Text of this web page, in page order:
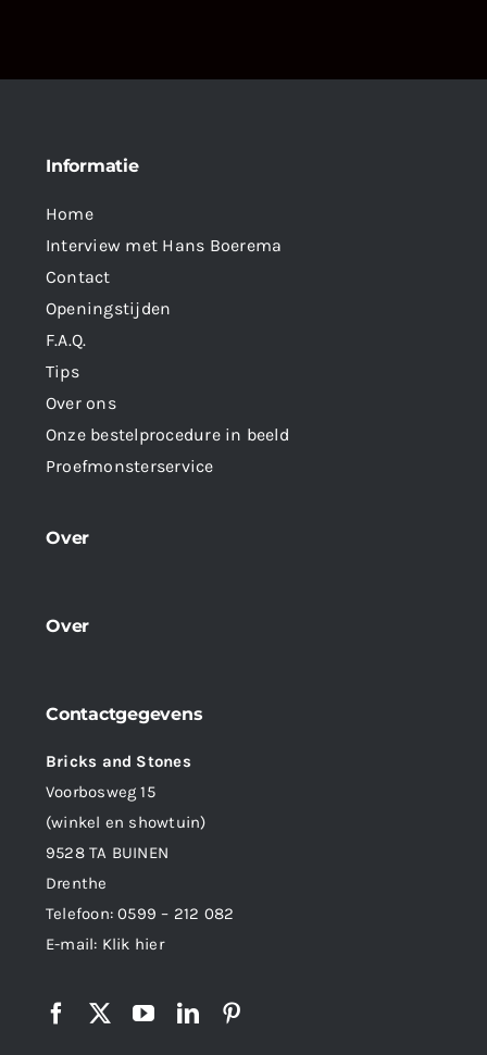
Informatie
Home
Interview met Hans Boerema
Contact
Openingstijden
F.A.Q.
Tips
Over ons
Onze bestelprocedure in beeld
Proefmonsterservice
Over
Over
Contactgegevens
Bricks and Stones
Voorbosweg 15
(winkel en showtuin)
9528 TA BUINEN
Drenthe
Telefoon:0599 – 212 082
E-mail: Klik hier